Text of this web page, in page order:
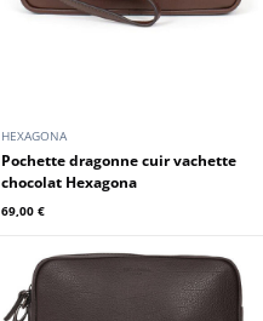
HEXAGONA
Pochette dragonne cuir vachette
chocolat Hexagona
69,00 €